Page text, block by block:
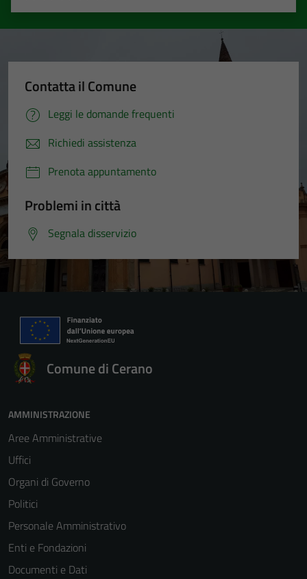
Valuta 5 stelle su 5
Valuta 4 stelle su 5
Valuta 3 stelle su 5
Valuta 2 stelle su 5
Valuta 1 stelle su 5
Contatta il Comune
Leggi le domande frequenti
Richiedi assistenza
Prenota appuntamento
Problemi in città
Segnala disservizio
Comune di Cerano
AMMINISTRAZIONE
Aree Amministrative
Uffici
Organi di Governo
Politici
Personale Amministrativo
Enti e Fondazioni
Documenti e Dati